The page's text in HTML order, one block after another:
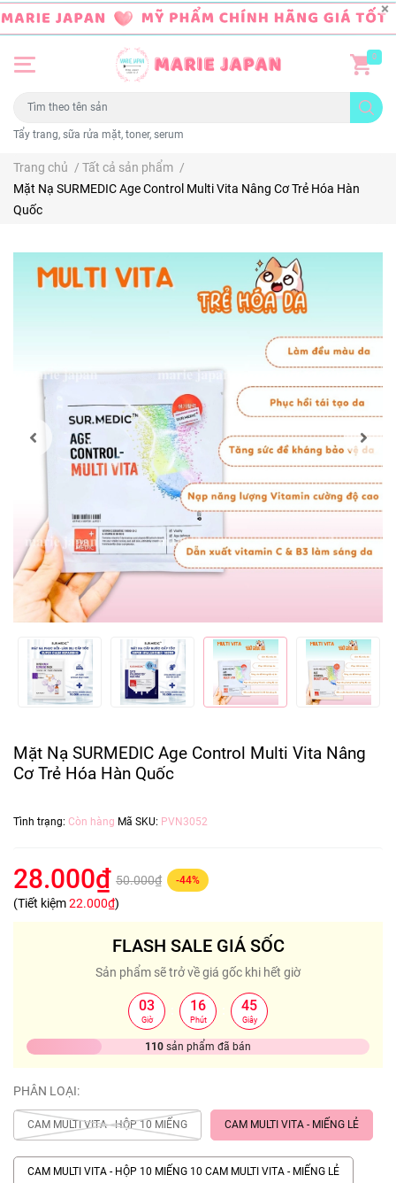
Tẩy trang, sữa rửa mặt, toner, serum
0
Trang chủ / Tất cả sản phẩm /
Mặt Nạ SURMEDIC Age Control Multi Vita Nâng Cơ Trẻ Hóa Hàn
Quốc
Mặt Nạ SURMEDIC Age Control Multi Vita Nâng
Cơ Trẻ Hóa Hàn Quốc
Tình trạng: Còn hàng Mã SKU: PVN3052
28.000₫ 50.000₫ -44%
(Tiết kiệm22.000₫)
FLASH SALE GIÁ SỐC
Sản phẩm sẽ trở về giá gốc khi hết giờ
03
Giờ
16
Phút
44
Giây
110 sản phẩm đã bán
PHÂN LOẠI:
CAM MULTI VITA - HỘP 10 MIẾNG CAM MULTI VITA - MIẾNG LẺ
CAM MULTI VITA - HỘP 10 MIẾNG 10 CAM MULTI VITA - MIẾNG LẺ